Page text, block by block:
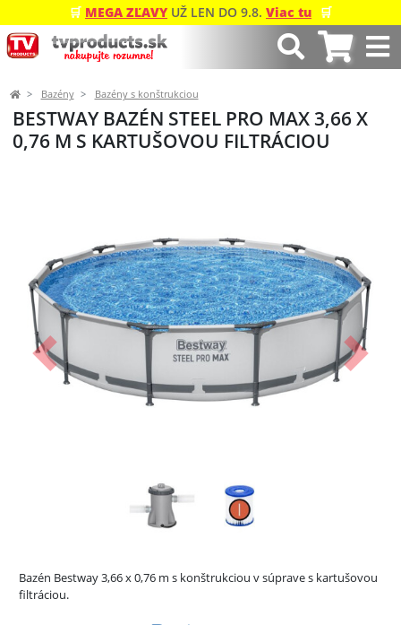
🛒 MEGA ZĽAVY UŽ LEN DO 9.8. Viac tu 🛒
Bazény Bazény s konštrukciou
BESTWAY BAZÉN STEEL PRO MAX 3,66 X
0,76 M S KARTUŠOVOU FILTRÁCIOU
Predchádzajúci Ďalší
Bazén Bestway 3,66 x 0,76 m s konštrukciou v súprave s kartušovou
filtráciou.